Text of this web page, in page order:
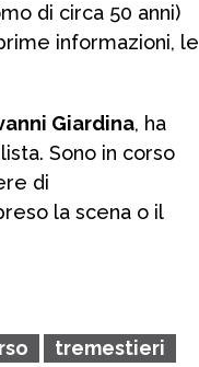
di circa 50 anni)
informazioni, le
Giardina, ha
Sono in corso
di
la scena o il
tremestieri